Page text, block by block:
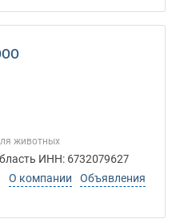
животных
ИНН: 6732079627
О компании
Объявления